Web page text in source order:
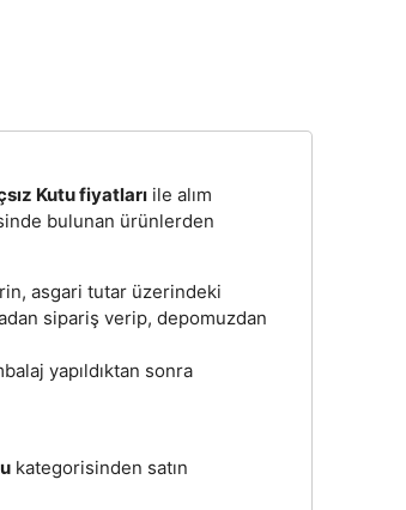
Kutu fiyatlarıile alım
bulunan ürünlerden
asgari tutar üzerindeki
sipariş verip, depomuzdan
yapıldıktan sonra
kategorisinden satın